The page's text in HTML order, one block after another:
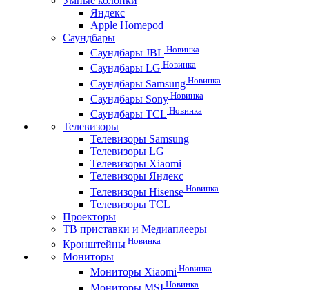
Яндекс
Apple Homepod
Саундбары
Саундбары JBL Новинка
Саундбары LG Новинка
Саундбары Samsung Новинка
Саундбары Sony Новинка
Саундбары TCL Новинка
Телевизоры
Телевизоры Samsung
Телевизоры LG
Телевизоры Xiaomi
Телевизоры Яндекс
Телевизоры Hisense Новинка
Телевизоры TCL
Проекторы
ТВ приставки и Медиаплееры
Кронштейны Новинка
Мониторы
Мониторы Xiaomi Новинка
Мониторы MSI Новинка